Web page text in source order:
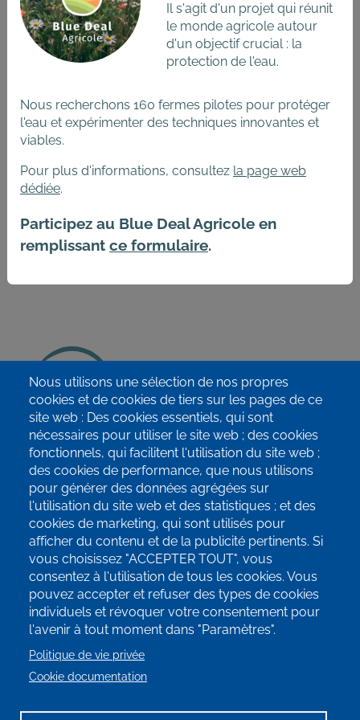
Ce document est le rapport d'une étude qui a été
réalisée dans le cadre de l’action 3.3.1.1.3 du
L'objectif de l'étude était de comparer les deux
mélanges quant aux ressources alimentaires (fleurs et
présence de proies/hôtes) et évaluer l’efficacité des
jachères mellifères installées en intra-parcellaires pour
la régulation des pucerons en betteraves.
info@terrae-agroecologie.be
Inscrivez-vous à notre newsletter!
SUIVEZ-NOUS SUR LES RÉSEAUX
SOCIAUX!
Nous utilisons une sélection de nos propres
cookies et de cookies de tiers sur les pages de ce
site web : Des cookies essentiels, qui sont
nécessaires pour utiliser le site web ; des cookies
fonctionnels, qui facilitent l'utilisation du site web ;
des cookies de performance, que nous utilisons
pour générer des données agrégées sur
l'utilisation du site web et des statistiques ; et des
cookies de marketing, qui sont utilisés pour
afficher du contenu et de la publicité pertinents. Si
vous choisissez "ACCEPTER TOUT", vous
consentez à l'utilisation de tous les cookies. Vous
pouvez accepter et refuser des types de cookies
individuels et révoquer votre consentement pour
l'avenir à tout moment dans "Paramètres".
Politique de vie privée
Cookie documentation
Il s'agit d'un projet qui réunit
le monde agricole autour
d'un objectif crucial : la
protection de l'eau.
Nous recherchons 160 fermes pilotes pour protéger
l'eau et expérimenter des techniques innovantes et
viables.
Pour plus d'informations, consultez la page web
dédiée.
Participez au Blue Deal Agricole en
remplissant ce formulaire.